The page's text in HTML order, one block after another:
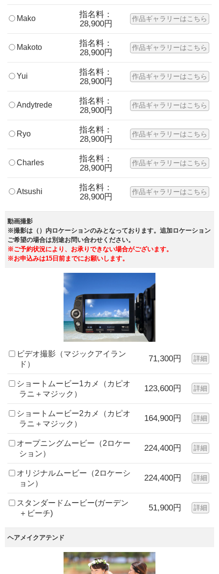
Mako
指名料：
28,900円
作品ギャラリーはこちら
Makoto
指名料：
28,900円
作品ギャラリーはこちら
Yui
指名料：
28,900円
作品ギャラリーはこちら
Andytrede
指名料：
28,900円
作品ギャラリーはこちら
Ryo
指名料：
28,900円
作品ギャラリーはこちら
Charles
指名料：
28,900円
作品ギャラリーはこちら
Atsushi
指名料：
28,900円
作品ギャラリーはこちら
動画撮影
※撮影は（）内ロケーションのみとなっております。追加ロケーション
ご希望の場合は別途お問い合わせください。
※ご予約状況により、お承りできない場合がございます。
※お申込みは15日前までにお願いします。
ビデオ撮影（マジックアイラン
ド）
71,300円 詳細
ショートムービー1カメ（カピオ
ラニ＋マジック）
123,600円 詳細
ショートムービー2カメ（カピオ
ラニ＋マジック）
164,900円 詳細
オープニングムービー（2ロケー
ション）
224,400円 詳細
オリジナルムービー（2ロケーシ
ョン）
224,400円 詳細
スタンダードムービー(ガーデン
＋ビーチ)
51,900円 詳細
ヘアメイクアテンド